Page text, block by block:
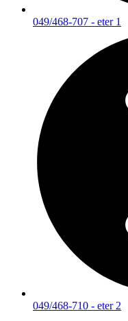
049/468-707 - eter 1
049/468-710 - eter 2